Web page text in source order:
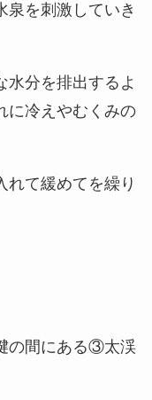
を刺激していき
水分を排出するよ
に冷えやむくみの
れて緩めてを繰り
の間にある③太渓